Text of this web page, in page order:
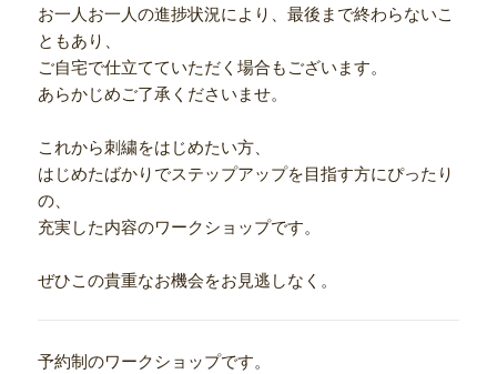
お一人お一人の進捗状況により、最後まで終わらないこ
ともあり、
ご自宅で仕立てていただく場合もございます。
あらかじめご了承くださいませ。
これから刺繍をはじめたい方、
はじめたばかりでステップアップを目指す方にぴったり
の、
充実した内容のワークショップです。
ぜひこの貴重なお機会をお見逃しなく。
予約制のワークショップです。